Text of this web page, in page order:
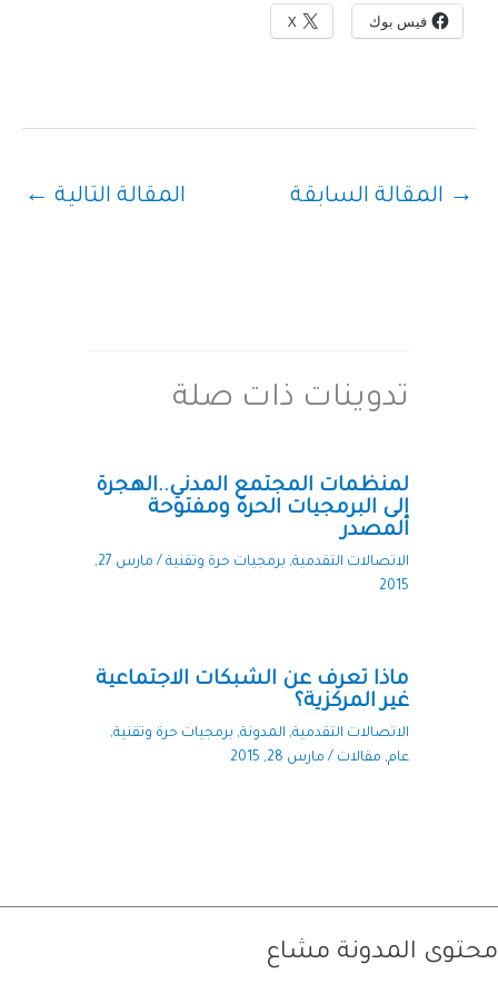
فيس بوك X
→ المقالة السابقة المقالة التالية ←
تدوينات ذات صلة
لمنظمات المجتمع المدني..الهجرة
إلى البرمجيات الحرة ومفتوحة
المصدر
الاتصالات التقدمية, برمجيات حرة وتقنية /
مارس 27,
2015
ماذا تعرف عن الشبكات الاجتماعية
غير المركزية؟
الاتصالات التقدمية, المدونة, برمجيات حرة وتقنية,
عام, مقالات / مارس 28, 2015
محتوى المدونة مشاع